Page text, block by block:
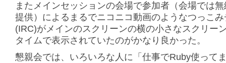
またメインセッションの会場で参加者（会場では
提供）によるまるでニコニコ動画のようなつっこ
(IRC)がメインのスクリーンの横の小さなスクリー
タイムで表示されていたのがかなり良かった。
懇親会では、いろいろな人に「仕事でRuby使って